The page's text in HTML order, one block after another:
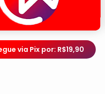
via Pix por: R$19,90